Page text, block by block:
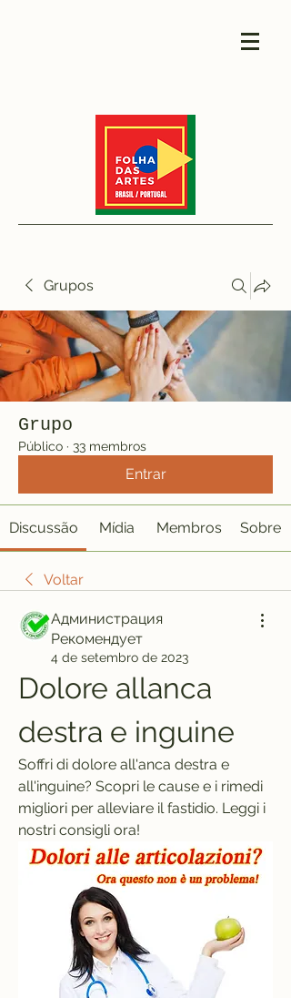
Grupos
Grupo
Público · 33 membros
Entrar
Discussão Mídia Membros Sobre
Voltar
Администрация
Рекомендует
4 de setembro de 2023
Dolore allanca
destra e inguine
Soffri di dolore all'anca destra e
all'inguine? Scopri le cause e i rimedi
migliori per alleviare il fastidio. Leggi i
nostri consigli ora!